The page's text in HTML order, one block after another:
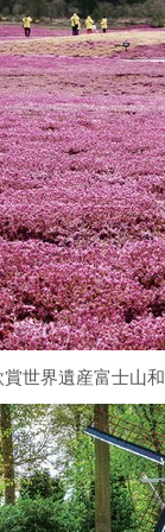
世界遺産富士山